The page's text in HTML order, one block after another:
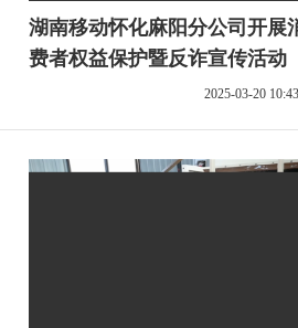
湖南移动怀化麻阳分公司开展
费者权益保护暨反诈宣传活动
2025-03-20